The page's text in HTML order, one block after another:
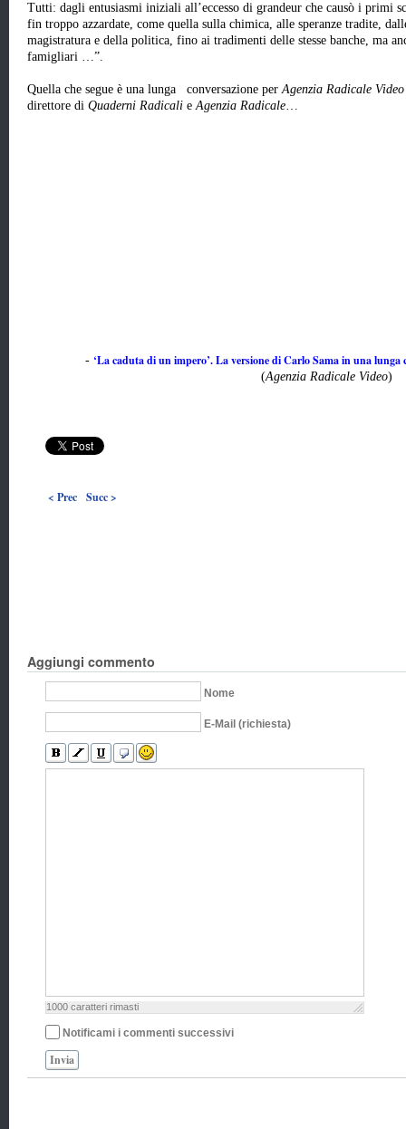
Tutti: dagli entusiasmi iniziali all’eccesso di grandeur che causò i primi
fin troppo azzardate, come quella sulla chimica, alle speranze tradite,
magistratura e della politica, fino ai tradimenti delle stesse banche, ma
famigliari …”.
Quella che segue è una lunga conversazione perAgenzia Radicale Video
direttore di Quaderni Radicali eAgenzia Radicale…
- ‘La caduta di un impero’. La versione di Carlo Sama in una lunga
(Agenzia Radicale Video)
< Prec Succ >
Aggiungi commento
Nome
E-Mail (richiesta)
1000 caratteri rimasti
Notificami i commenti successivi
Invia